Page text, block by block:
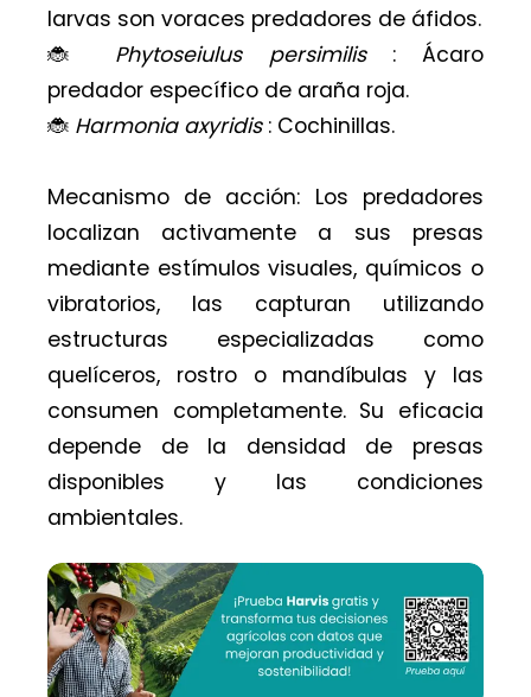
larvas son voraces predadores de áfidos.
🐞 Phytoseiulus persimilis: Ácaro
predador específico de araña roja.
🐞 Harmonia axyridis: Cochinillas.
Mecanismo de acción: Los predadores
localizan activamente a sus presas
mediante estímulos visuales, químicos o
vibratorios, las capturan utilizando
estructuras especializadas como
quelíceros, rostro o mandíbulas y las
consumen completamente. Su eficacia
depende de la densidad de presas
disponibles y las condiciones
ambientales.